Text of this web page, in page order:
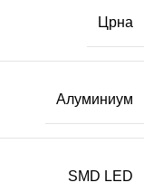
Црна
Алуминиум
SMD LED